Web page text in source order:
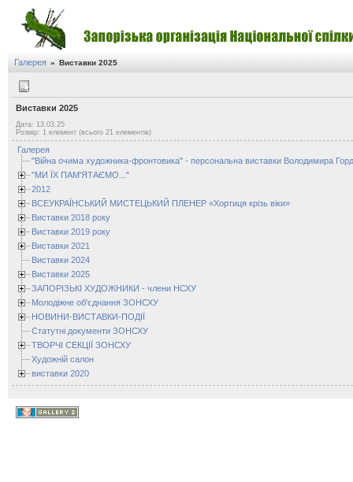
Галерея » Виставки 2025
Виставки 2025
Дата: 13.03.25
Розмір: 1 елемент (всього 21 елементів)
Галерея
"Війна очима художника-фронтовика" - персональна виставки Володимира
"МИ ЇХ ПАМ'ЯТАЄМО..."
2012
ВСЕУКРАЇНСЬКИЙ МИСТЕЦЬКИЙ ПЛЕНЕР «Хортиця крізь віки»
Виставки 2018 року
Виставки 2019 року
Виставки 2021
Виставки 2024
Виставки 2025
ЗАПОРІЗЬКІ ХУДОЖНИКИ - члени НСХУ
Молодіжне об'єднання ЗОНСХУ
НОВИНИ-ВИСТАВКИ-ПОДІЇ
Статутні документи ЗОНСХУ
ТВОРЧІ СЕКЦІЇ ЗОНСХУ
Художній салон
виставки 2020